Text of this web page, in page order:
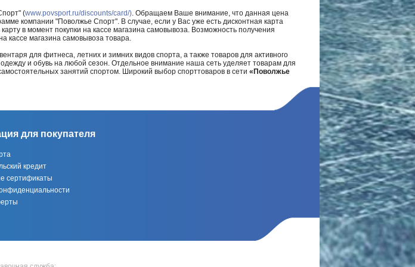
(www.povsport.ru/discounts/card/). Обращаем Ваше внимание, что данная цена
компании "Поволжье Спорт". В случае, если у Вас уже есть дисконтная карта
в момент покупки на кассе магазина самовывоза. Возможность получения
кассе магазина самовывоза товара.
для фитнеса, летних и зимних видов спорта, а также товаров для активного
и обувь на любой сезон. Отдельное внимание наша сеть уделяет товарам для
занятий спортом. Широкий выбор спорттоваров в сети «Поволжье
для покупателя
кредит
сертификаты